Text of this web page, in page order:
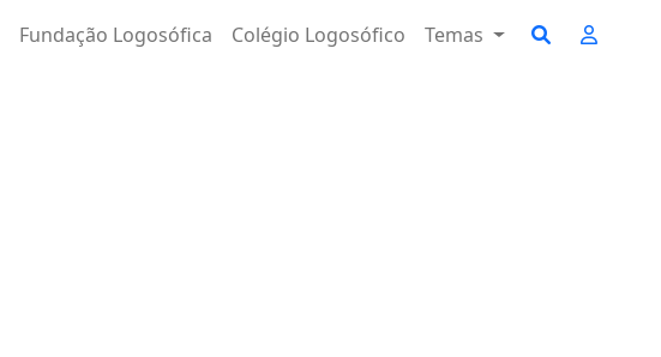
Fundação Logosófica Colégio Logosófico Temas